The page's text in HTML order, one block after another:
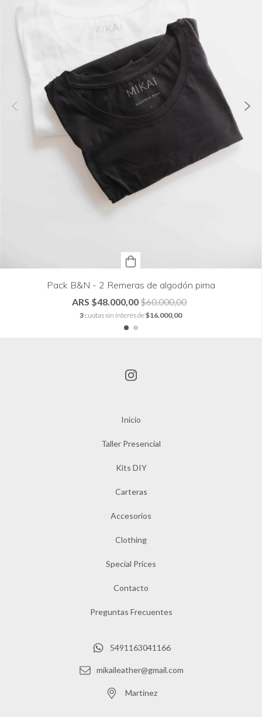
Pack B&N - 2 Remeras de algodón pima
$48.000,00$60.000,00
3cuotas sin interés de $16.000,00
Inicio
Taller Presencial
Kits DIY
Carteras
Accesorios
Clothing
Special Prices
Contacto
Preguntas Frecuentes
5491163041166
mikaileather@gmail.com
Martinez